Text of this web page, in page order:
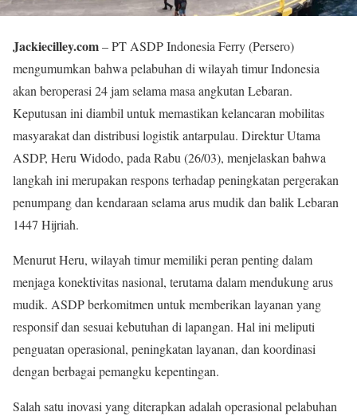
Jackiecilley.com– PT ASDP Indonesia Ferry (Persero)
mengumumkan bahwa pelabuhan di wilayah timur Indonesia
akan beroperasi 24 jam selama masa angkutan Lebaran.
Keputusan ini diambil untuk memastikan kelancaran mobilitas
masyarakat dan distribusi logistik antarpulau. Direktur Utama
ASDP, Heru Widodo, pada Rabu (26/03), menjelaskan bahwa
langkah ini merupakan respons terhadap peningkatan pergerakan
penumpang dan kendaraan selama arus mudik dan balik Lebaran
1447 Hijriah.
Menurut Heru, wilayah timur memiliki peran penting dalam
menjaga konektivitas nasional, terutama dalam mendukung arus
mudik. ASDP berkomitmen untuk memberikan layanan yang
responsif dan sesuai kebutuhan di lapangan. Hal ini meliputi
penguatan operasional, peningkatan layanan, dan koordinasi
dengan berbagai pemangku kepentingan.
Salah satu inovasi yang diterapkan adalah operasional pelabuhan